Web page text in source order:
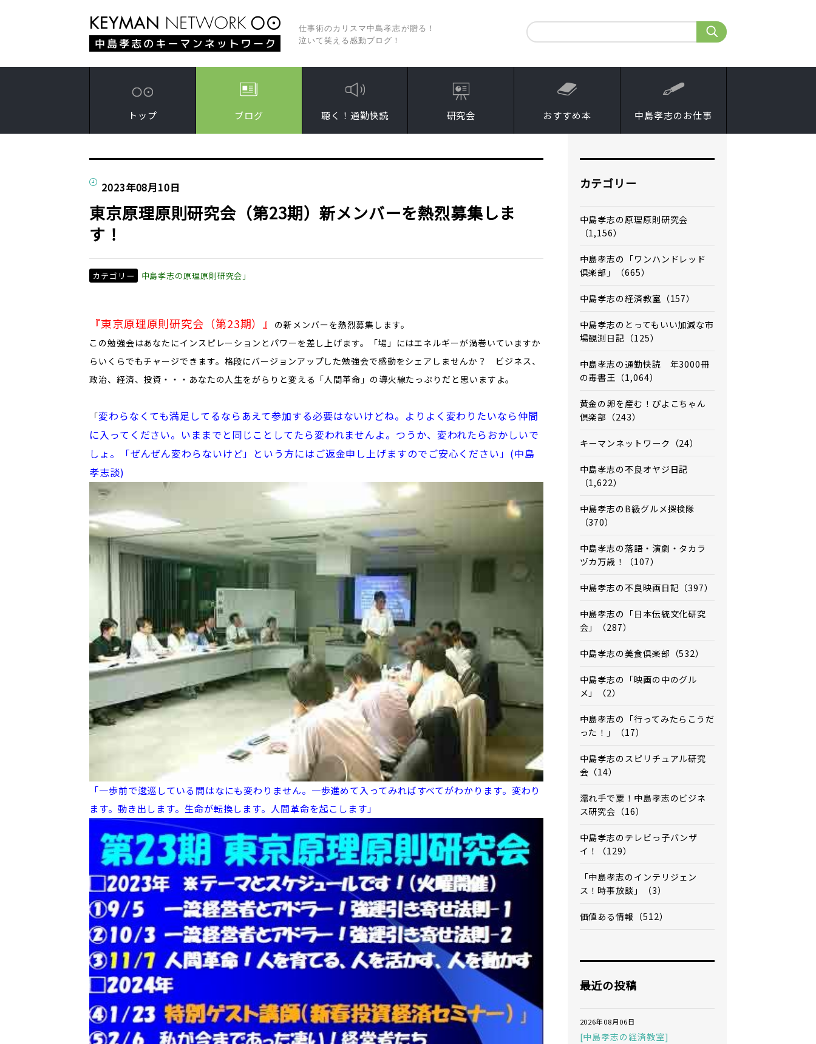
仕事術のカリスマ中島孝志が贈る！
泣いて笑える感動ブログ！
トップ ブログ 聴く！通勤快読 研究会 おすすめ本 中島孝志のお仕事
2023年08月10日
東京原理原則研究会（第23期）新メンバーを熱烈募集しま
す！
カテゴリー 中島孝志の原理原則研究会」
『東京原理原則研究会（第23期）』
の新メンバーを熱烈募集します。
この勉強会はあなたにインスピレーションとパワーを差し上げます。「場」にはエネルギーが渦巻いていますか
らいくらでもチャージできます。 格段にバージョンアップした勉強会で感動をシェアしませんか？ ビジネス、
政治、経済、投資・・・あなたの人生をがらりと変える「人間革命」の導火線たっぷりだと思いますよ。
​「変わらなくても満足してるならあえて参加する必要はないけどね。よりよく変わりたいなら仲間
に入ってください。いままでと同じことしてたら変われませんよ。つうか、変われたらおかしいで
しょ。「ぜんぜん変わらないけど」という方にはご返金申し上げますのでご安心ください」(中島
孝志談)
「一歩前で逡巡している間はなにも変わりません。一歩進めて入ってみればすべてがわかります。変わり
ます。動き出します。生命が転換します。人間革命を起こします」​
カテゴリー
中島孝志の原理原則研究会
（1,156）
中島孝志の「ワンハンドレッド
倶楽部」（665）
中島孝志の経済教室（157）
中島孝志のとってもいい加減な市
場観測日記（125）
中島孝志の通勤快読 年3000冊
の毒書王（1,064）
黄金の卵を産む！ぴよこちゃん
倶楽部（243）
キーマンネットワーク（24）
中島孝志の不良オヤジ日記
（1,622）
中島孝志のB級グルメ探検隊
（370）
中島孝志の落語・演劇・タカラ
ヅカ万歳！（107）
中島孝志の不良映画日記（397）
中島孝志の「日本伝統文化研究
会」（287）
中島孝志の美食倶楽部（532）
中島孝志の「映画の中のグル
メ」（2）
中島孝志の「行ってみたらこうだ
った！」（17）
中島孝志のスピリチュアル研究
会（14）
濡れ手で粟！中島孝志のビジネ
ス研究会（16）
中島孝志のテレビっ子バンザ
イ！（129）
「中島孝志のインテリジェン
ス！時事放談」（3）
価値ある情報（512）
最近の投稿
2026年08月06日
[中島孝志の経済教室]